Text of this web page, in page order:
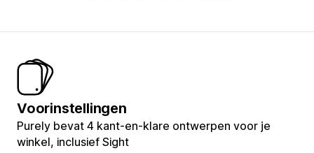
Voorinstellingen
Purely bevat 4 kant-en-klare ontwerpen voor je
winkel, inclusief Sight